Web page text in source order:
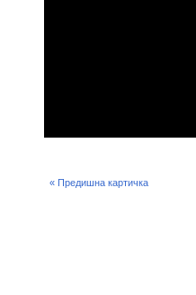
« Предишна картичка